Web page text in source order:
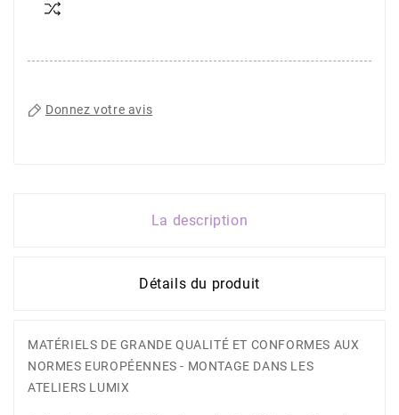
Donnez votre avis
La description
Détails du produit
MATÉRIELS DE GRANDE QUALITÉ ET CONFORMES AUX
NORMES EUROPÉENNES - MONTAGE DANS LES
ATELIERS LUMIX